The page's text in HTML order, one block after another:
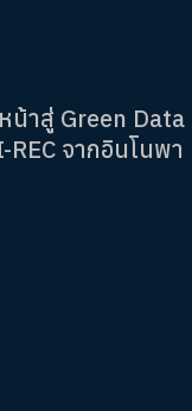
น้าสู่ Green Data
จากอินโนพา